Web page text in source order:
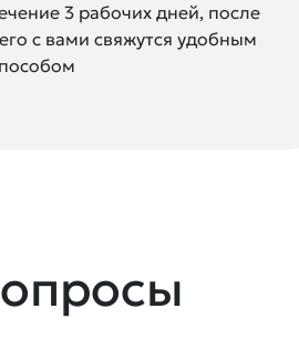
3 рабочих дней, после
с вами свяжутся удобным